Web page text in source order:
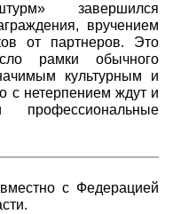
завершился
вручением
от партнеров. Это
рамки обычного
культурным и
с нетерпением ждут и
с Федерацией